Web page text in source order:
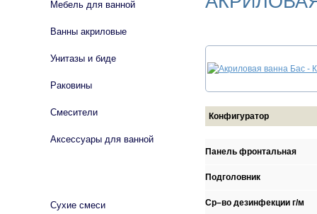
Конфигуратор
Панель фронтальная
Подголовник
Ср–во дезинфекции г/м
Мебель для ванной
Ванны акриловые
Унитазы и биде
Раковины
Смесители
Аксессуары для ванной
Сухие смеси